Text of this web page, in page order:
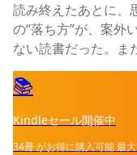
読み終えたあとに、
の“落ち方”が、案外
ない読書だった。ま
📚
Kindleセール開催中
34冊がお得に購入可能最大